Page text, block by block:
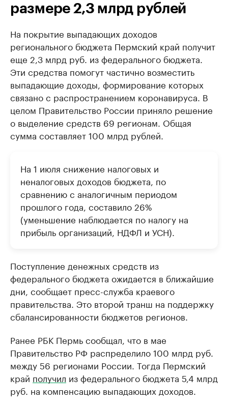
размере 2,3 млрд рублей
На покрытие выпадающих доходов
регионального бюджета Пермский край получит
еще 2,3 млрд руб. из федерального бюджета.
Эти средства помогут частично возместить
выпадающие доходы, формирование которых
связано с распространением коронавируса. В
целом Правительство России приняло решение
о выделение средств 69 регионам. Общая
сумма составляет 100 млрд рублей.
На 1 июля снижение налоговых и
неналоговых доходов бюджета, по
сравнению c аналогичным периодом
прошлого года, составило 26%
(уменьшение наблюдается по налогу на
прибыль организаций, НДФЛ и УСН).
Поступление денежных средств из
федерального бюджета ожидается в ближайшие
дни, сообщает пресс-служба краевого
правительства. Это второй транш на поддержку
сбалансированности бюджетов регионов.
Ранее РБК Пермь сообщал, что в мае
Правительство РФ распределило 100 млрд руб.
между 56 регионами России. Тогда Пермский
край получил из федерального бюджета 5,4 млрд
руб. на компенсацию выпадающих доходов.